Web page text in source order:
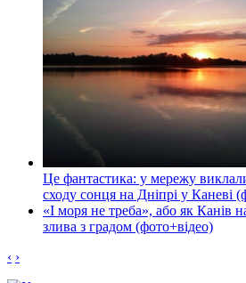
Це фантастика: у мережу
сходу сонця на Дніпрі у Каневі
«І моря не треба», або як Канів
злива з градом (фото+відео)
‹ ›